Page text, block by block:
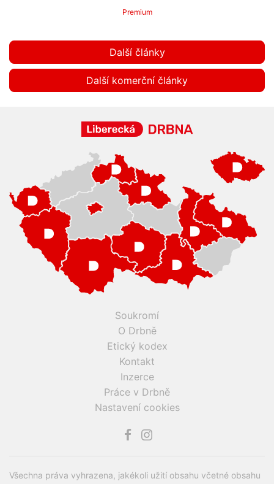
Premium
Další články
Další komerční články
Soukromí
O Drbně
Etický kodex
Kontakt
Inzerce
Práce v Drbně
Nastavení cookies
Všechna práva vyhrazena, jakékoli užití obsahu včetné obsahu